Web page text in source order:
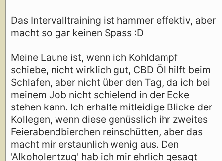
Das Intervalltraining ist hammer effektiv, aber
macht so gar keinen Spass :D
Meine Laune ist, wenn ich Kohldampf
schiebe, nicht wirklich gut, CBD Öl hilft beim
Schlafen, aber nicht über den Tag, da ich bei
meinem Job nicht schielend in der Ecke
stehen kann. Ich erhalte mitleidige Blicke der
Kollegen, wenn diese genüsslich ihr zweites
Feierabendbierchen reinschütten, aber das
macht mir erstaunlich wenig aus. Den
'Alkoholentzug' hab ich mir ehrlich gesagt